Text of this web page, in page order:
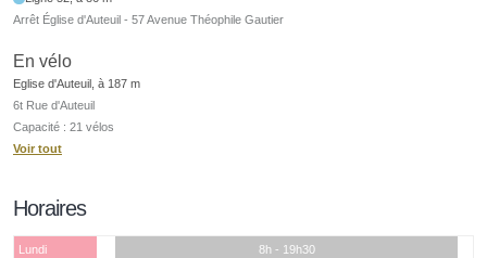
Arrêt Église d'Auteuil - 57 Avenue Théophile Gautier
En vélo
Eglise d'Auteuil, à 187 m
6t Rue d'Auteuil
Capacité : 21 vélos
Voir tout
Horaires
Lundi
8h - 19h30